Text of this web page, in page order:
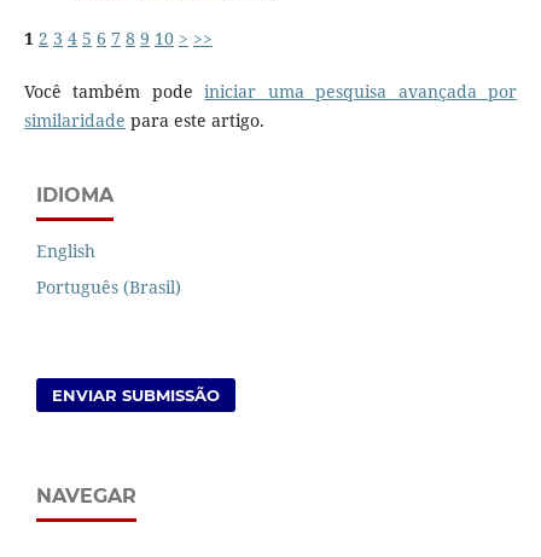
1 2 3 4 5 6 7 8 9 10 > >>
Você também podeiniciar uma pesquisa avançada por
similaridade para este artigo.
IDIOMA
English
Português (Brasil)
ENVIAR SUBMISSÃO
NAVEGAR